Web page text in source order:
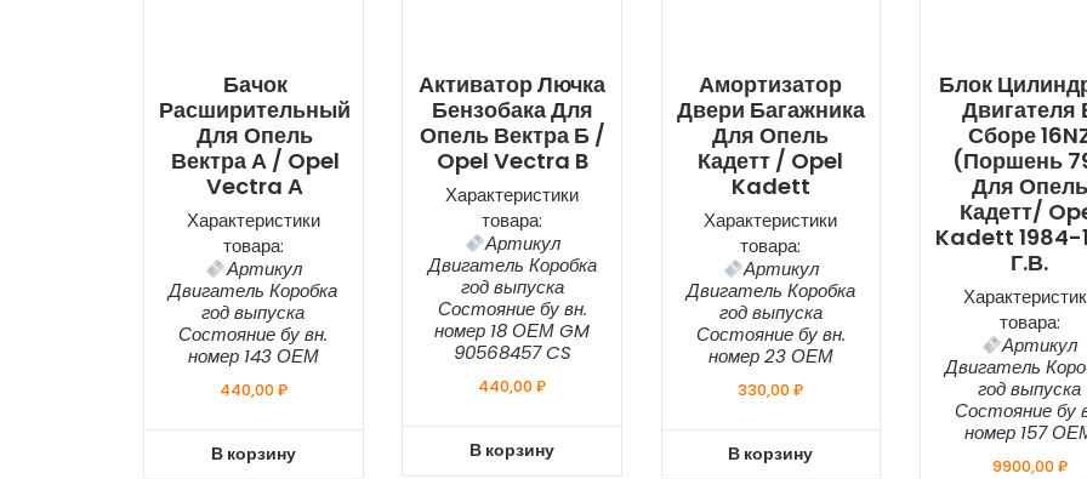
Бачок
Расширительный
Для Опель
Вектра А / Opel
Vectra А
Характеристики
товара:
Артикул
Двигатель Коробка
год выпуска
Состояние бу вн.
номер 143 ОЕМ
440,00₽
В корзину
Активатор Лючка
Бензобака Для
Опель Вектра Б /
Opel Vectra B
Характеристики
товара:
Артикул
Двигатель Коробка
год выпуска
Состояние бу вн.
номер 18 ОЕМ GM
90568457 CS
440,00₽
В корзину
Амортизатор
Двери Багажника
Для Опель
Кадетт / Opel
Kadett
Характеристики
товара:
Артикул
Двигатель Коробка
год выпуска
Состояние бу вн.
номер 23 ОЕМ
330,00₽
В корзину
Блок
Двигателя
Сборе
(поршень
Для Опель
Кадетт/
Kadett 1984-
Г.в.
товара:
Артикул
Двигатель
год выпуска
Состояние бу
номер 157
9900,00₽